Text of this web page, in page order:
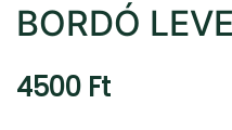
BORDÓ
4500 Ft